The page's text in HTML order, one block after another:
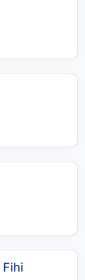
Fihi